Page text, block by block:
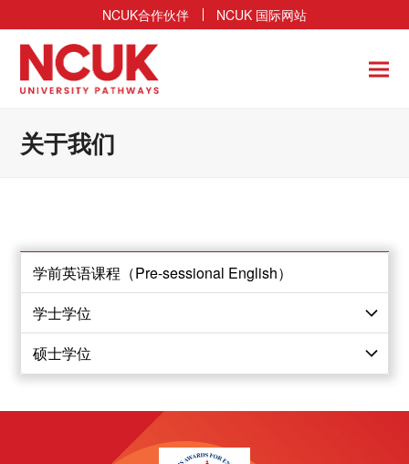
NCUK合作伙伴 NCUK 国际网站
关于我们
学前英语课程（Pre-sessional English）
学士学位
硕士学位